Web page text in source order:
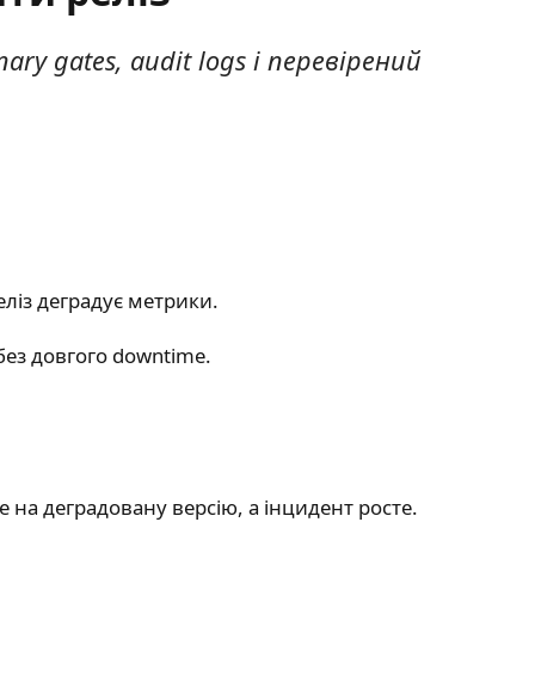
gates, audit logs і перевірений
деградує метрики.
довгого downtime.
деградовану версію, а інцидент росте.